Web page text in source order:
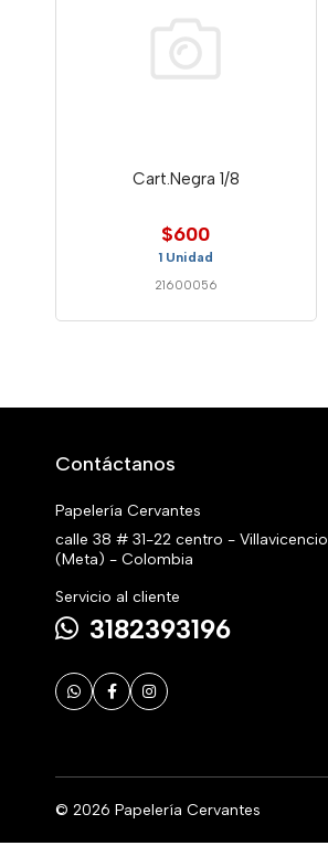
Cart.Negra 1/8
$600
1 Unidad
21600056
Contáctanos
Papelería Cervantes
calle 38 # 31-22 centro - Villavicencio
(Meta) - Colombia
Servicio al cliente
3182393196
© 2026 Papelería Cervantes